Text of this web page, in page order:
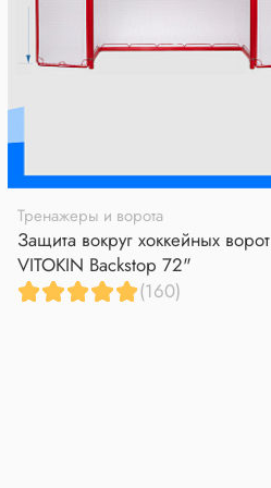
Тренажеры и ворота
Защита вокруг хоккейных ворот
VITOKIN Backstop 72"
(160)